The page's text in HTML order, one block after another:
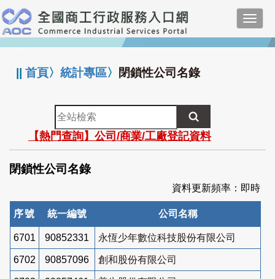
跳
到
主
要
:::
||首頁〉統計專區〉 閉鎖性公司名錄
全
站
檢
索
【熱門查詢】公司/商業/工廠登記資料
閉鎖性公司名錄
資料更新頻率：即時
序號 統一編號 公司名稱
6701 90852331 永恆少年數位科技股份有限公司
6702 90857096 創和股份有限公司